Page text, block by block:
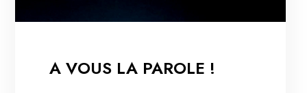
A VOUS LA PAROLE !